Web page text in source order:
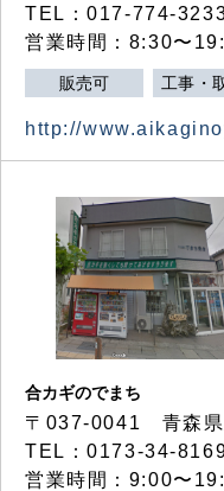
TEL：017-774-
営業時間：8:30〜
販売可 工事・
http://
合カギのでまち
〒037-0041 青森県
TEL：0173-34-
営業時間：9:00〜